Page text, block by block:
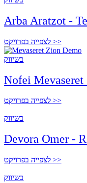
Arba Aratzot -
לצפייה בפרויקט >>
בשיווק
Nofei
לצפייה בפרויקט >>
בשיווק
Devora Omer -
לצפייה בפרויקט >>
בשיווק